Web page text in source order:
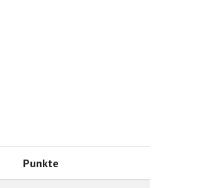
Punkte